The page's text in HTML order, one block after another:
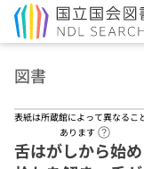
図書
表紙は所蔵館によって異なるこ
あります
舌はがしから始